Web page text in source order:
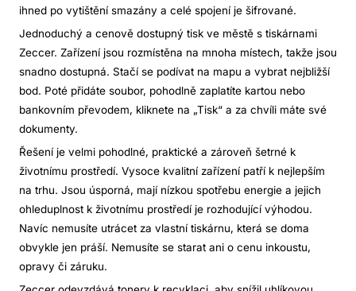
ihned po vytištění smazány a celé spojení je šifrované.
Jednoduchý a cenově dostupný tisk ve městě s tiskárnami
Zeccer. Zařízení jsou rozmístěna na mnoha místech, takže jsou
snadno dostupná. Stačí se podívat na mapu a vybrat nejbližší
bod. Poté přidáte soubor, pohodlně zaplatíte kartou nebo
bankovním převodem, kliknete na „Tisk“ a za chvíli máte své
dokumenty.
Řešení je velmi pohodlné, praktické a zároveň šetrné k
životnímu prostředí. Vysoce kvalitní zařízení patří k nejlepším
na trhu. Jsou úsporná, mají nízkou spotřebu energie a jejich
ohleduplnost k životnímu prostředí je rozhodující výhodou.
Navíc nemusíte utrácet za vlastní tiskárnu, která se doma
obvykle jen práší. Nemusíte se starat ani o cenu inkoustu,
opravy či záruku.